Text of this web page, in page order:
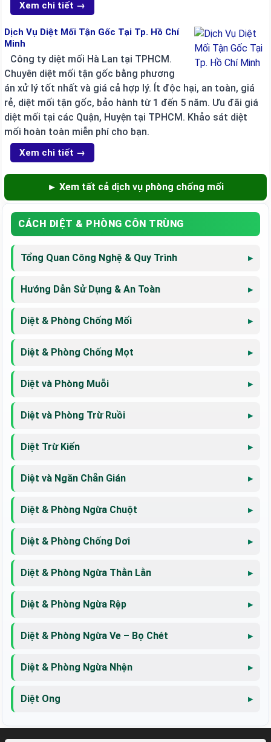
Xem chi tiết →
Dịch Vụ Diệt Mối Tận Gốc Tại Tp. Hồ Chí
Minh
Công ty diệt mối Hà Lan tại TPHCM.
Chuyên diệt mối tận gốc bằng phương
án xử lý tốt nhất và giá cả hợp lý. Ít độc hại, an toàn, giá
rẻ, diệt mối tận gốc, bảo hành từ 1 đến 5 năm. Ưu đãi giá
diệt mối tại các Quận, Huyện tại TPHCM. Khảo sát diệt
mối hoàn toàn miễn phí cho bạn.
Xem chi tiết →
► Xem tất cả dịch vụ phòng chống mối
CÁCH DIỆT & PHÒNG CÔN TRÙNG
Tổng Quan Công Nghệ & Quy Trình
Hướng Dẫn Sử Dụng & An Toàn
Diệt & Phòng Chống Mối
Diệt & Phòng Chống Mọt
Diệt và Phòng Muỗi
Diệt và Phòng Trừ Ruồi
Diệt Trừ Kiến
Diệt và Ngăn Chẵn Gián
Diệt & Phòng Ngừa Chuột
Diệt & Phòng Chống Dơi
Diệt & Phòng Ngừa Thằn Lằn
Diệt & Phòng Ngừa Rệp
Diệt & Phòng Ngừa Ve – Bọ Chét
Diệt & Phòng Ngừa Nhện
Diệt Ong